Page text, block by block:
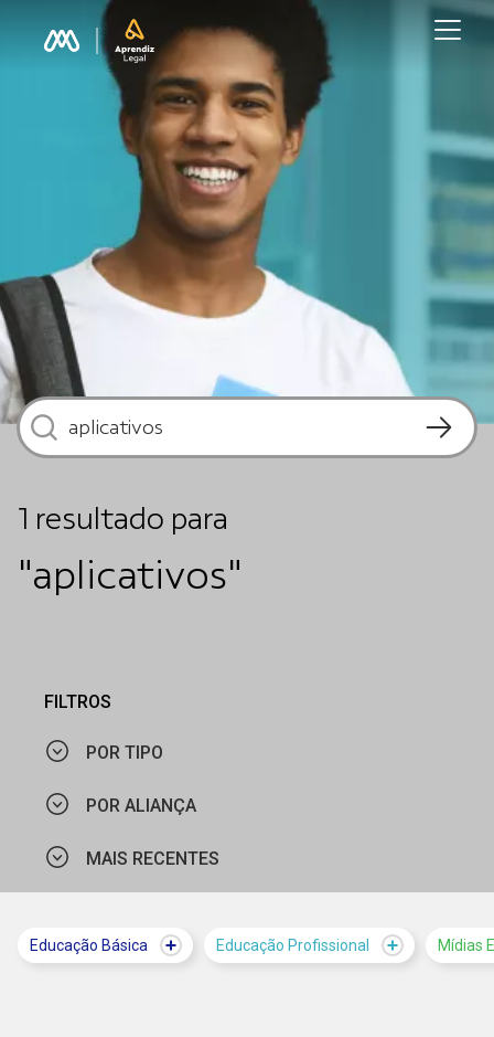
1 resultado para
"aplicativos"
FILTROS
POR TIPO
POR ALIANÇA
MINISTÉRIO DO TRABALHO E EMPREGO
MAIS RECENTES
Educação Básica Educação Profissional Mídias